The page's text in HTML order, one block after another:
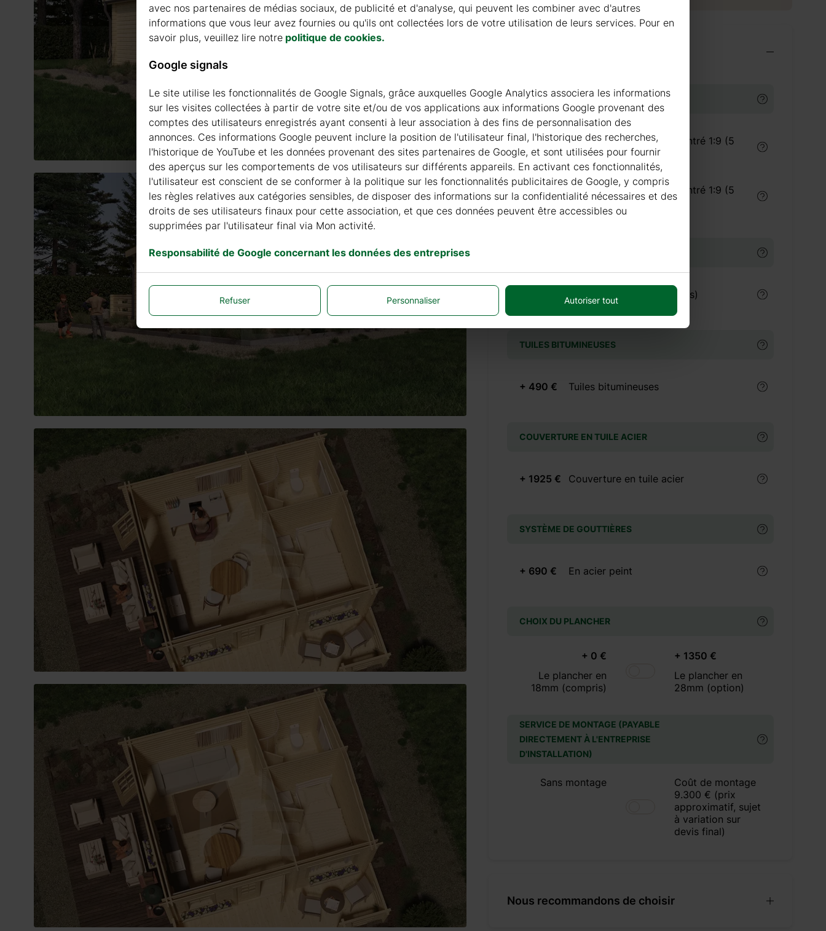
PRODUITS DE TRAITEMENT DU BOIS
+ 69 €
Traitement du bois concentré 1:9 (5
litres) intérieur
+ 69 €
Traitement du bois concentré 1:9 (5
litres) extérieur
Peinture Villa Akva (9 litres)
TUILES BITUMINEUSES
+ 490 € Tuiles bitumineuses
COUVERTURE EN TUILE ACIER
+ 1925 € Couverture en tuile acier
SYSTÈME DE GOUTTIÈRES
+ 690 € En acier peint
CHOIX DU PLANCHER
+ 0 €
Le plancher en
18mm (compris)
+ 1350 €
Le plancher en
28mm (option)
SERVICE DE MONTAGE (PAYABLE
DIRECTEMENT À L'ENTREPRISE
D'INSTALLATION)
Sans montage
Coût de montage
9.300 € (prix
approximatif, sujet
à variation sur
devis final)
Nous recommandons de choisir
avec nos partenaires de médias sociaux, de publicité et d'analyse, qui peuvent les combiner avec d'autres
informations que vous leur avez fournies ou qu'ils ont collectées lors de votre utilisation de leurs services. Pour en
savoir plus, veuillez lire notre politique de cookies.
Google signals
Le site utilise les fonctionnalités de Google Signals, grâce auxquelles Google Analytics associera les informations
sur les visites collectées à partir de votre site et/ou de vos applications aux informations Google provenant des
comptes des utilisateurs enregistrés ayant consenti à leur association à des fins de personnalisation des
annonces. Ces informations Google peuvent inclure la position de l'utilisateur final, l'historique des recherches,
l'historique de YouTube et les données provenant des sites partenaires de Google, et sont utilisées pour fournir
des aperçus sur les comportements de vos utilisateurs sur différents appareils. En activant ces fonctionnalités,
l'utilisateur est conscient de se conformer à la politique sur les fonctionnalités publicitaires de Google, y compris
les règles relatives aux catégories sensibles, de disposer des informations sur la confidentialité nécessaires et des
droits de ses utilisateurs finaux pour cette association, et que ces données peuvent être accessibles ou
supprimées par l'utilisateur final via Mon activité.
Responsabilité de Google concernant les données des entreprises
Refuser Personnaliser Autoriser tout